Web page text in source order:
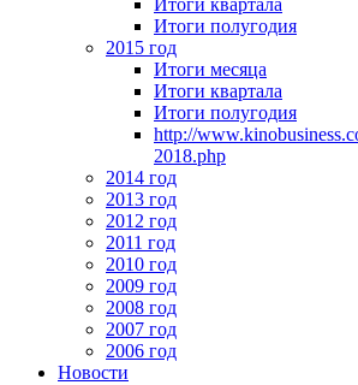
Итоги квартала
Итоги полугодия
2015 год
Итоги месяца
Итоги квартала
Итоги полугодия
http://
2018.php
2014 год
2013 год
2012 год
2011 год
2010 год
2009 год
2008 год
2007 год
2006 год
Новости